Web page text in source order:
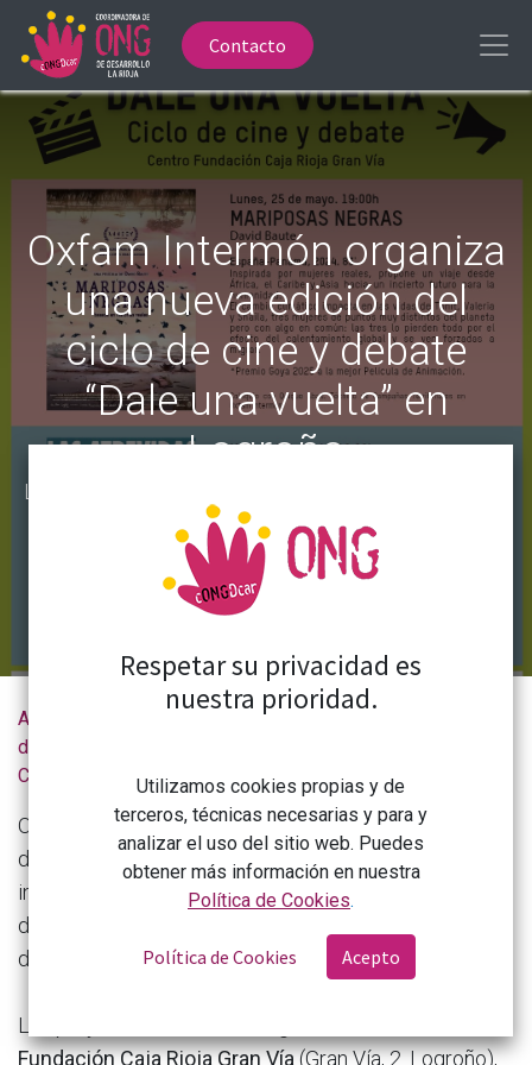
Contacto
Oxfam Intermón organiza
una nueva edición del
ciclo de cine y debate
“Dale una vuelta” en
Logroño
Lunes, 25 de mayo, 19:00 h: Mariposas NegrasLunes,
2 de junio, 19:00 h: Las atrevidas
Actualidad
de la
CONGDCAR
Oxfam Intermón organiza una nueva edición del ciclo de cine y debate “Dale una vuelta” en Logroño
Oxfam Intermón organiza una nueva edición del ciclo
de cine y debate“Dale una vuelta”, una propuesta que
invita a reflexionar sobre algunos de los grandes
desafíos globales de nuestro tiempo a través del cine
documental y el diálogo colectivo.
Las proyecciones tendrán lugar en el
Fundación Caja Rioja Gran Vía(Gran Vía, 2. Logroño),
Respetar su privacidad es
nuestra prioridad.
Utilizamos cookies propias y de
terceros, técnicas necesarias y para y
analizar el uso del sitio web. Puedes
obtener más información en nuestra
Política de Cookies.
Política de Cookies Acepto